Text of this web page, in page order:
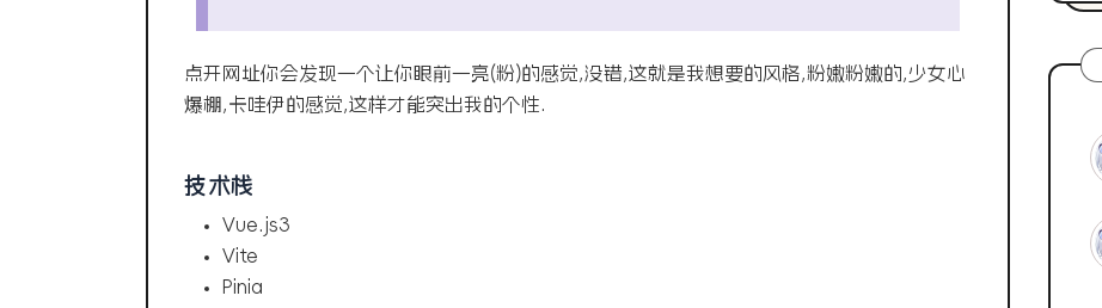
点开网址你会发现一个让你眼前一亮(粉)的感觉,没错,这就是我想要的风格,粉嫩粉嫩的,少女心
爆棚,卡哇伊的感觉,这样才能突出我的个性.
技术栈
Vue.js3
Vite
Pinia